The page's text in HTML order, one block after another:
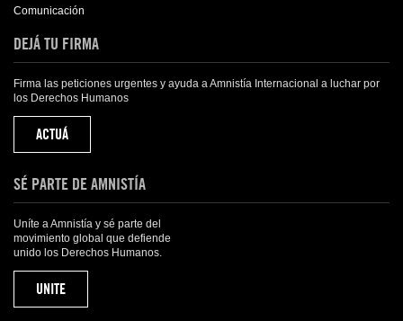
Comunicación
DEJÁ TU FIRMA
Firma las peticiones urgentes y ayuda a Amnistía Internacional a luchar por
los Derechos Humanos
ACTUÁ
SÉ PARTE DE AMNISTÍA
Uníte a Amnistía y sé parte del
movimiento global que defiende
unido los Derechos Humanos.
UNITE